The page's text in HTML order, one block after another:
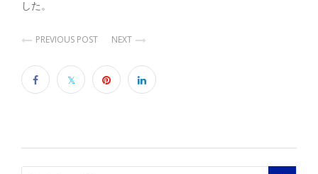
した。
PREVIOUS POST NEXT